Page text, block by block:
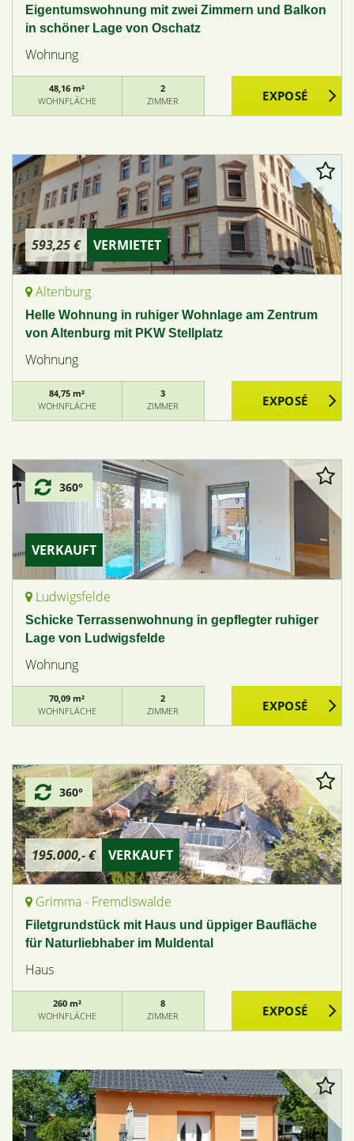
Eigentumswohnung mit zwei Zimmern und Balkon
in schöner Lage von Oschatz
Wohnung
48,16 m²
WOHNFLÄCHE
2
ZIMMER
593,25 € VERMIETET
Altenburg
Helle Wohnung in ruhiger Wohnlage am Zentrum
von Altenburg mit PKW Stellplatz
Wohnung
84,75 m²
WOHNFLÄCHE
3
ZIMMER
VERKAUFT
360°
Ludwigsfelde
Schicke Terrassenwohnung in gepflegter ruhiger
Lage von Ludwigsfelde
Wohnung
70,09 m²
WOHNFLÄCHE
2
ZIMMER
195.000,- € VERKAUFT
360°
Grimma - Fremdiswalde
Filetgrundstück mit Haus und üppiger Baufläche
für Naturliebhaber im Muldental
Haus
260 m²
WOHNFLÄCHE
8
ZIMMER